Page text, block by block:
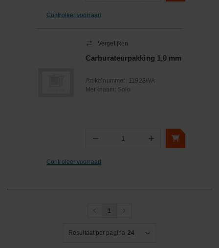
Controleer voorraad
Vergelijken
Carburateurpakking 1,0 mm
Artikelnummer: 11928WA
Merknaam: Solo
− Aantal +
Controleer voorraad
1
Resultaat per pagina 24